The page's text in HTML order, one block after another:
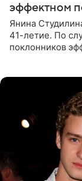
эффектном
Янина
41-летие. По
поклонников